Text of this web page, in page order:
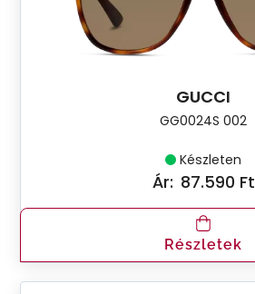
GUCCI
GG0024S 002
Készleten
Ár: 87.590 Ft
Részletek